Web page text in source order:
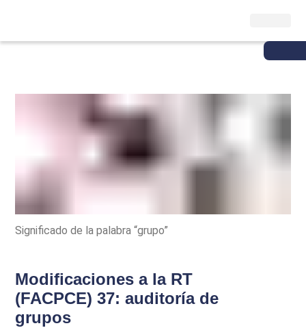
Significado de la palabra “grupo”
Modificaciones a la RT
(FACPCE) 37: auditoría de
grupos